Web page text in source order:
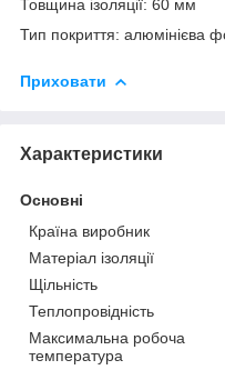
Товщина ізоляції: 60 мм
Тип покриття: алюмінієва
Приховати
Характеристики
Основні
Країна виробник
Матеріал ізоляції
Щільність
Теплопровідність
Максимальна робоча
температура